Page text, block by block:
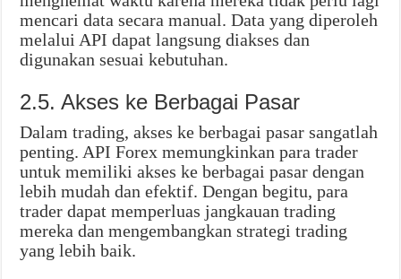
mencari data secara manual. Data yang diperoleh
melalui API dapat langsung diakses dan
digunakan sesuai kebutuhan.
2.5. Akses ke Berbagai Pasar
Dalam trading, akses ke berbagai pasar sangatlah
penting. API Forex memungkinkan para trader
untuk memiliki akses ke berbagai pasar dengan
lebih mudah dan efektif. Dengan begitu, para
trader dapat memperluas jangkauan trading
mereka dan mengembangkan strategi trading
yang lebih baik.